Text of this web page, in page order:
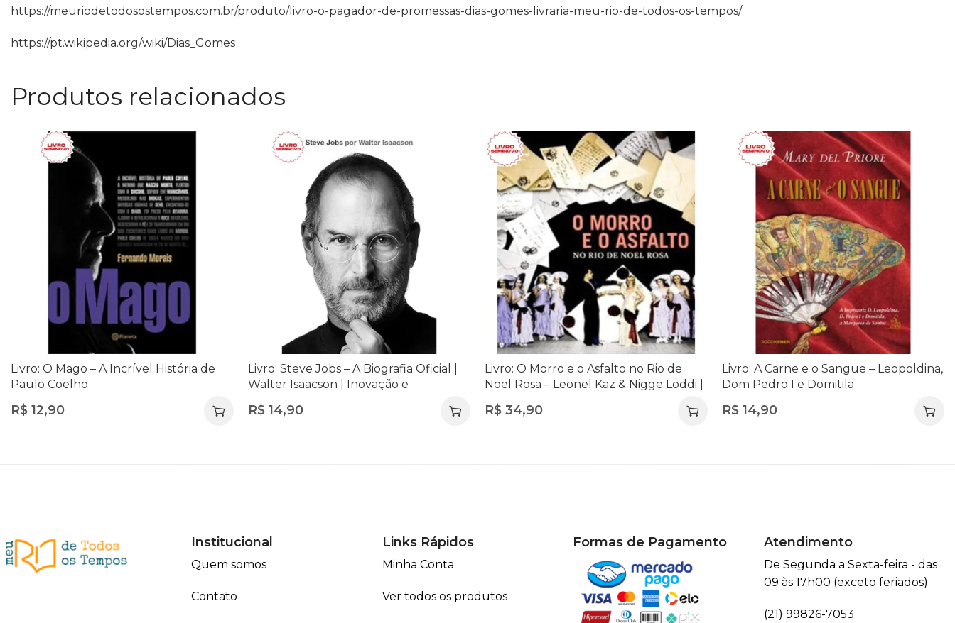
https://meuriodetodosostempos.com.br/produto/livro-o-pagador-de-promessas-dias-gomes-livraria-meu-rio-de-todos-os-tempos/
https://pt.wikipedia.org/wiki/Dias_Gomes
Produtos relacionados
Livro: O Mago – A Incrível História de
Paulo Coelho
R$ 12,90
Livro: Steve Jobs – A Biografia Oficial |
Walter Isaacson | Inovação e
R$14,90
Livro: O Morro e o Asfalto no Rio de
Noel Rosa – Leonel Kaz & Nigge Loddi |
R$ 34,90
Livro: A Carne e o Sangue – Leopoldina,
Dom Pedro I e Domitila
R$14,90
Institucional
Quem somos
Contato
Links Rápidos
Minha Conta
Ver todos os produtos
Formas de Pagamento Atendimento
De Segunda a Sexta-feira - das
09 às 17h00 (exceto feriados)
(21) 99826-7053